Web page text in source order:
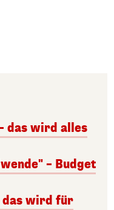
das wird alles
– Budget
das wird für